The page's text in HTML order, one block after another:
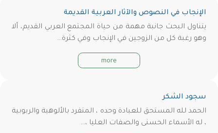
الإنجاب في النصوص والآثار العربية القديمة
يتناول البحث جانبة مهمة من حياة المجتمع العربي القديم، ألا
وهو رغبة كل من الزوجين في الإنجاب وفي كثرة…
more
سجود الشكر
الحمد لله المستحق للعبادة وحده ، المتفرد بالألوهية والربوبية
، له الأسماء الحسنى والصفات العليا ،…